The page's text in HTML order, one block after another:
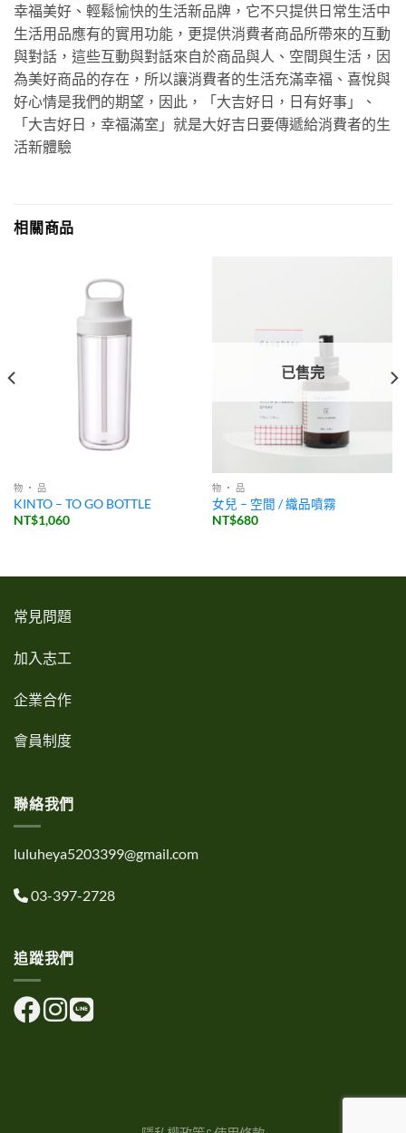
幸福美好、輕鬆愉快的生活新品牌，它不只提供日常生活中
生活用品應有的實用功能，更提供消費者商品所帶來的互動
與對話，這些互動與對話來自於商品與人、空間與生活，因
為美好商品的存在，所以讓消費者的生活充滿幸福、喜悅與
好心情是我們的期望，因此，「大吉好日，日有好事」、
「大吉好日，幸福滿室」就是大好吉日要傳遞給消費者的生
活新體驗
相關商品
物 ・ 品
KINTO – TO GO BOTTLE
NT$1,060
已售完
物 ・ 品
女兒 – 空間 / 織品噴霧
NT$680
常見問題
加入志工
企業合作
會員制度
聯絡我們
luluheya5203399@gmail.com
03-397-2728
追蹤我們